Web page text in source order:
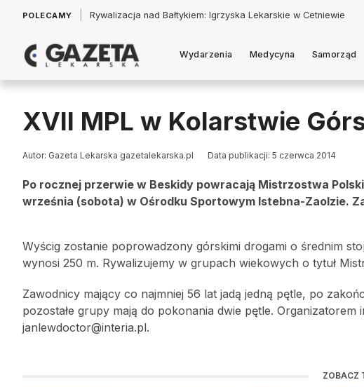
POLECAMY Łukasz Jankowski: Politycy w pogoni za króliczkiem
Wydarzenia Medycyna Samorząd
XVII MPL w Kolarstwie
Autor: Gazeta Lekarska gazetalekarska.pl Data publikacji: 5 czerwca 2014
Po rocznej przerwie w Beskidy powracają Mistrzostwa
września (sobota) w Ośrodku Sportowym Istebna-Zaolzie.
Wyścig zostanie poprowadzony górskimi drogami o średnim
wynosi 250 m. Rywalizujemy w grupach wiekowych o tytuł
Zawodnicy mający co najmniej 56 lat jadą jedną pętle, po
pozostałe grupy mają do pokonania dwie pętle.
janlewdoctor@interia.pl.
ZOBACZ